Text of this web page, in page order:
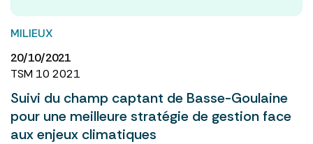
MILIEUX
20/10/2021
TSM 10 2021
Suivi du champ captant de Basse-Goulaine
pour une meilleure stratégie de gestion face
aux enjeux climatiques